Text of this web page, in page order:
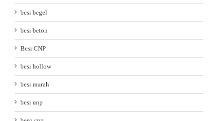
besi begel
besi beton
Besi CNP
besi hollow
besi murah
besi unp